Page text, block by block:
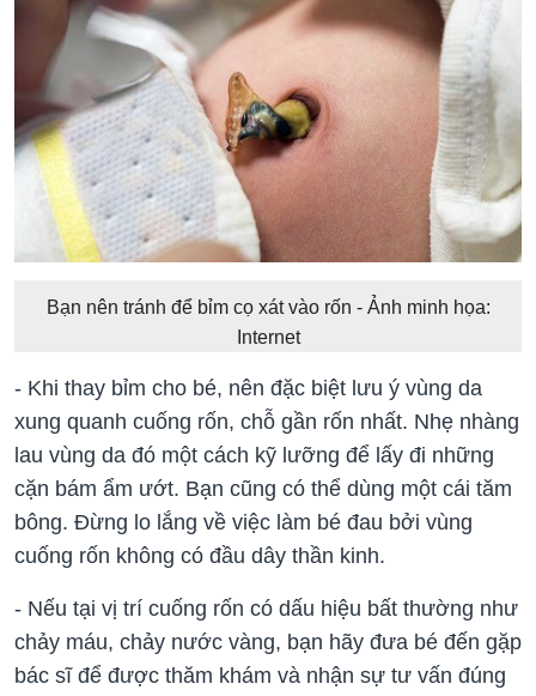
Bạn nên tránh để bỉm cọ xát vào rốn - Ảnh minh họa:
Internet
- Khi thay bỉm cho bé, nên đặc biệt lưu ý vùng da
xung quanh cuống rốn, chỗ gần rốn nhất. Nhẹ nhàng
lau vùng da đó một cách kỹ lưỡng để lấy đi những
cặn bám ẩm ướt. Bạn cũng có thể dùng một cái tăm
bông. Đừng lo lắng về việc làm bé đau bởi vùng
cuống rốn không có đầu dây thần kinh.
- Nếu tại vị trí cuống rốn có dấu hiệu bất thường như
chảy máu, chảy nước vàng, bạn hãy đưa bé đến gặp
bác sĩ để được thăm khám và nhận sự tư vấn đúng